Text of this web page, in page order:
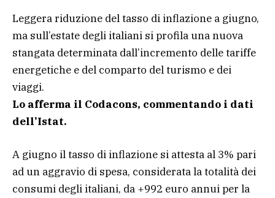
Leggera riduzione del tasso di inflazione a giugno,
ma sull’estate degli italiani si profila una nuova
stangata determinata dall’incremento delle tariffe
energetiche e del comparto del turismo e dei
viaggi.
Lo afferma il Codacons, commentando i dati
dell’Istat.
A giugno il tasso di inflazione si attesta al 3% pari
ad un aggravio di spesa, considerata la totalità dei
consumi degli italiani, da +992 euro annui per la